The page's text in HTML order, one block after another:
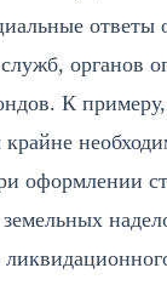
ответы
органов
К примеру,
крайне
оформлении